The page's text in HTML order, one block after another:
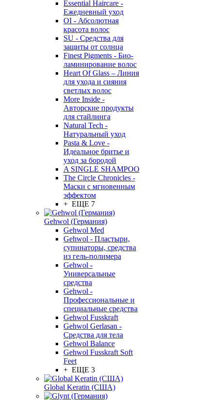
Essential Haircare -
Eжедневный уход
OI - Абсолютная
красота волос
SU - Средства для
защиты от солнца
Finest Pigments - Био-
ламинирование волос
Heart Of Glass – Линия
для ухода и сияния
светлых волос
More Inside -
Авторские продукты
для стайлинга
Natural Tech -
Натуральный уход
Pasta & Love -
Идеальное бритье и
уход за бородой
A SINGLE SHAMPOO
The Circle Chronicles -
Маски с мгновенным
эффектом
+ ЕЩЕ 7
Gehwol (Германия)
Gehwol Med
Gehwol - Пластыри,
супинаторы, средства
из гель-полимера
Gehwol -
Универсальные
средства
Gehwol -
Профессиональные и
специальные средства
Gehwol Fusskraft
Gehwol Gerlasan -
Средства для тела
Gehwol Balance
Gehwol Fusskraft Soft
Feet
+ ЕЩЕ 3
Global Keratin (США)